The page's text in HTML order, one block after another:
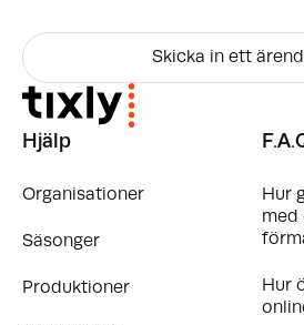
Skicka in ett
Hjälp
Organisationer
Säsonger
Produktioner
Hur
med
Hur